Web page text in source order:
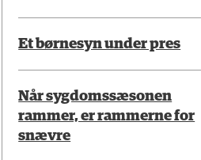
Et børnesyn under pres
Når sygdomssæsonen
rammer, er rammerne for
snævre